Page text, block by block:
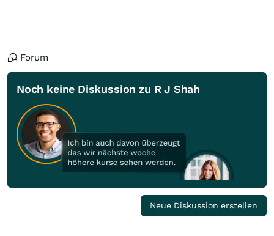
Forum
Noch keine Diskussion zu R J Shah
Neue Diskussion erstellen